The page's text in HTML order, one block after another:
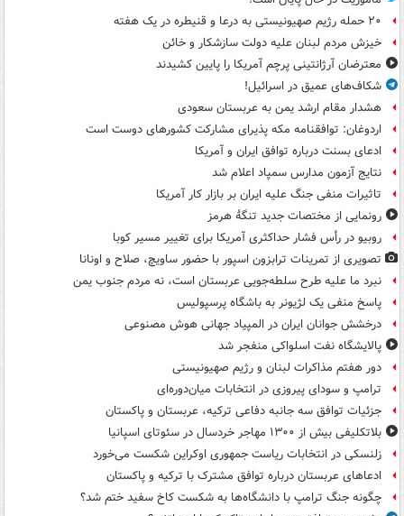
۲۰ حمله رژیم صهیونیستی به درعا و قنیطره در یک هفته
خیزش مردم لبنان علیه دولت سازشکار و خائن
معترضان آرژانتینی پرچم آمریکا را پایین کشیدند
شکاف‌های عمیق در اسرائیل!
هشدار مقام ارشد یمن به عربستان سعودی
اردوغان: توافقنامه مکه پذیرای مشارکت کشورهای دوست است
ادعای بسنت درباره توافق ایران و آمریکا
نتایج آزمون مدارس سمپاد اعلام شد
تاثیرات منفی جنگ علیه ایران بر بازار کار آمریکا
رونمایی از مختصات جدید تنگۀ هرمز
روبیو در رأس فشار حداکثری آمریکا برای تغییر مسیر کوبا
تصویری از تمرینات ترابزون اسپور با حضور ساویچ، صلاح و اونانا
نبرد ما علیه طرح سلطه‌جویی عربستان است، نه مردم جنوب یمن
پاسخ منفی یک لژیونر به باشگاه پرسپولیس
درخشش جوانان ایران در المپیاد جهانی هوش مصنوعی
پالایشگاه نفت اسلواکی منفجر شد
دور هفتم مذاکرات لبنان و رژیم صهیونیستی
ترامپ و سودای پیروزی در انتخابات میان‌دوره‌ای
جزئیات توافق سه جانبه دفاعی ترکیه، عربستان و پاکستان
بلاتکلیفی بیش از ۱۳۰۰ مهاجر خردسال در سئوتای اسپانیا
زلنسکی در انتخابات ریاست جمهوری اوکراین شکست می‌خورد
ادعاهای عربستان درباره توافق مشترک با ترکیه و پاکستان
چگونه جنگ ترامپ با دانشگاه‌ها به شکست کاخ سفید ختم شد؟